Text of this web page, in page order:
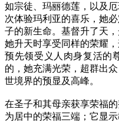
如宗徒、玛丽德莲，以及
次体验玛利亚的喜乐，她
子的新生命。基督升了天
她升天时享受同样的荣耀
预先领受义人肉身复活的
的，她充满光荣，超群出
世境界的预显及高峰。
在圣子和其母亲获享荣福
为居中的荣福三端；它显